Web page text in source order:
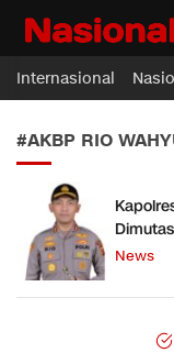
Nasional.id
Membawa Inspirasi
Internasional
#AKBP RIO
News